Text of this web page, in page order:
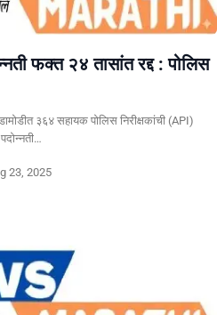
फक्त २४ तासांत रद्द : पोलिस
३६४ सहायक पोलिस निरीक्षकांची (API)
23, 2025